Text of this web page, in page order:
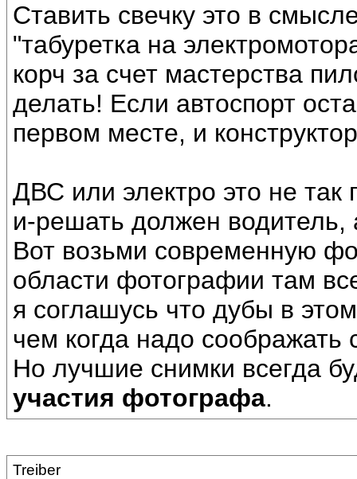
Ставить свечку это в
"табуретка на
корч за счет мастерства
делать! Если автоспорт
первом месте, и
ДВС или электро это не так
и-решать должен водитель,
Вот возьми современную
области фотографии там
я соглашусь что дубы в
чем когда надо соображать
Но лучшие снимки всегда
участия фотографа.
Treiber